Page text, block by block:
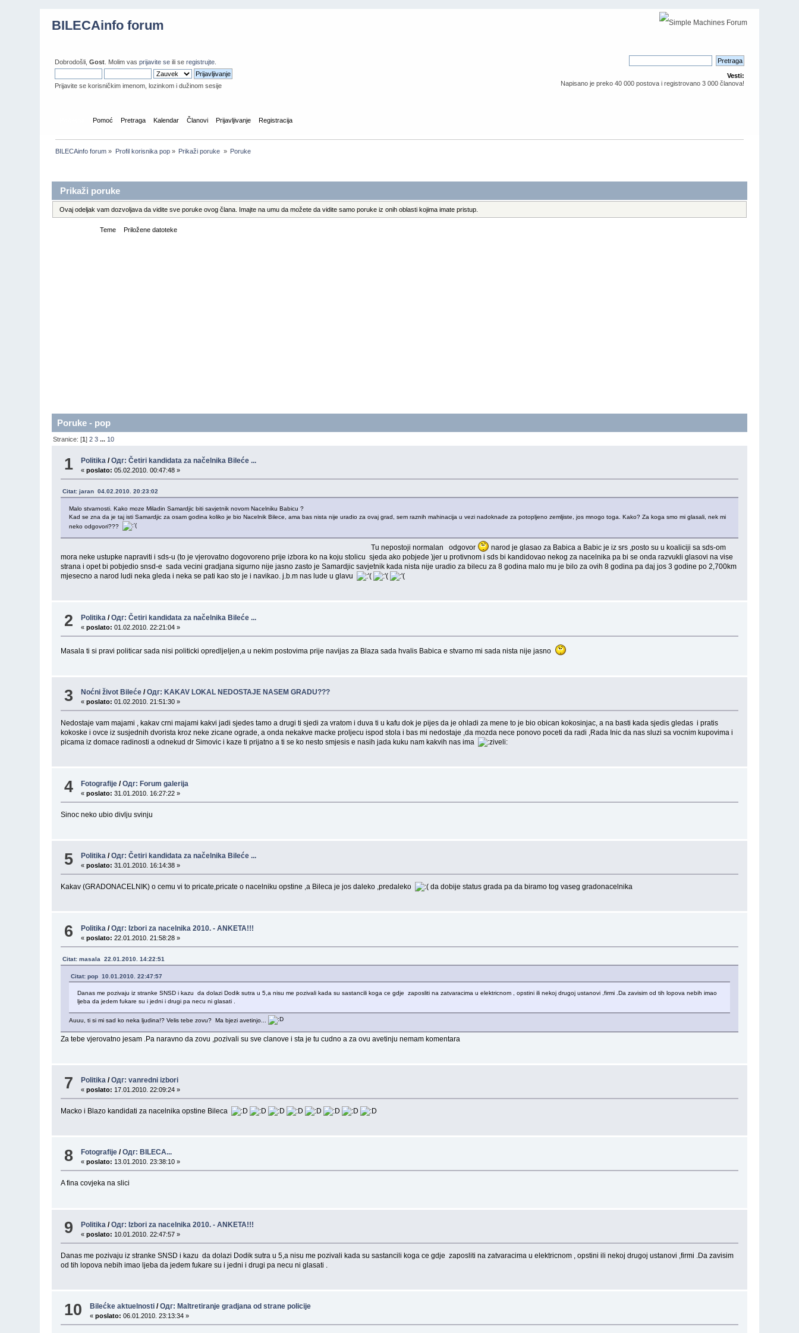
BILECAinfo forum
Dobrodošli,Gost . Molim vasprijavite se ili seregistrujte
Prijavite se korisničkim imenom, lozinkom i dužinom sesije
Vesti:
Napisano je preko 40 000 postova i registrovano 3 000 članova!
Pomoć Pretraga Kalendar Članovi Prijavljivanje Registracija
BILECAinfo forum » Profil korisnika pop» Prikaži poruke » Poruke
Prikaži poruke
Ovaj odeljak vam dozvoljava da vidite sve poruke ovog člana. Imajte na umu da možete da vidite samo poruke iz onih oblasti kojima imate pristup.
Teme Priložene datoteke
Poruke - pop
Stranice: [1]2 3 ... 10
1 Politika /Одг: Četiri kandidata za načelnika Bileće ...
«poslato: 05.02.2010. 00:47:48 »
Citat: jaran 04.02.2010. 20:23:02
Malo stvarnosti. Kako moze Miladin Samardjic biti savjetnik novom Nacelniku Babicu ?
Kad se zna da je taj isti Samardjic za osam godina koliko je bio Nacelnik Bilece, ama bas nista nije uradio za ovaj grad, sem raznih mahinacija u vezi nadoknade za potopljeno zemljiste, jos mnogo toga. Kako? Za koga smo mi glasali, nek mi
neko odgovori???
Tu nepostoji normalan odgovor
narod je glasao za Babica a Babic je iz srs ,posto su u koaliciji sa sds-om
mora neke ustupke napraviti i sds-u (to je vjerovatno dogovoreno prije izbora ko na koju stolicu sjeda ako pobjede )jer u protivnom i sds bi kandidovao nekog za nacelnika pa bi se onda razvukli glasovi na vise
strana i opet bi pobjedio snsd-e sada vecini gradjana sigurno nije jasno zasto je Samardjic savjetnik kada nista nije uradio za bilecu za 8 godina malo mu je bilo za ovih 8 godina pa daj jos 3 godine po 2,700km
mjesecno a narod ludi neka gleda i neka se pati kao sto je i navikao. j.b.m nas lude u glavu
2 Politika /Одг: Četiri kandidata za načelnika Bileće ...
«poslato: 01.02.2010. 22:21:04 »
Masala ti si pravi politicar sada nisi politicki opredljeljen,a u nekim postovima prije navijas za Blaza sada hvalis Babica e stvarno mi sada nista nije jasno
3 Noćni život Bileće /Одг: KAKAV LOKAL NEDOSTAJE NASEM GRADU???
«poslato: 01.02.2010. 21:51:30 »
Nedostaje vam majami , kakav crni majami kakvi jadi sjedes tamo a drugi ti sjedi za vratom i duva ti u kafu dok je pijes da je ohladi za mene to je bio obican kokosinjac, a na basti kada sjedis gledas i pratis
kokoske i ovce iz susjednih dvorista kroz neke zicane ograde, a onda nekakve macke proljecu ispod stola i bas mi nedostaje ,da mozda nece ponovo poceti da radi ,Rada Inic da nas sluzi sa vocnim kupovima i
picama iz domace radinosti a odnekud dr Simovic i kaze ti prijatno a ti se ko nesto smjesis e nasih jada kuku nam kakvih nas ima
4 Fotografije /Одг: Forum galerija
«poslato: 31.01.2010. 16:27:22 »
Sinoc neko ubio divlju svinju
5 Politika /Одг: Četiri kandidata za načelnika Bileće ...
«poslato: 31.01.2010. 16:14:38 »
Kakav (GRADONACELNIK) o cemu vi to pricate,pricate o nacelniku opstine ,a Bileca je jos daleko ,predaleko da dobije status grada pa da biramo tog vaseg gradonacelnika
6 Politika /Одг: Izbori za nacelnika 2010. - ANKETA!!!
«poslato: 22.01.2010. 21:58:28 »
Citat: masala 22.01.2010. 14:22:51
Citat: pop 10.01.2010. 22:47:57
Danas me pozivaju iz stranke SNSD i kazu da dolazi Dodik sutra u 5,a nisu me pozivali kada su sastancili koga ce gdje zaposliti na zatvaracima u elektricnom , opstini ili nekoj drugoj ustanovi ,firmi .Da zavisim od tih lopova nebih imao
ljeba da jedem fukare su i jedni i drugi pa necu ni glasati .
Auuu, ti si mi sad ko neka ljudina!? Velis tebe zovu? Ma bjezi avetinjo...
Za tebe vjerovatno jesam .Pa naravno da zovu ,pozivali su sve clanove i sta je tu cudno a za ovu avetinju nemam komentara
7 Politika /Одг: vanredni izbori
«poslato: 17.01.2010. 22:09:24 »
Macko i Blazo kandidati za nacelnika opstine Bileca
8 Fotografije /Одг: BILECA...
«poslato: 13.01.2010. 23:38:10 »
A fina covjeka na slici
9 Politika /Одг: Izbori za nacelnika 2010. - ANKETA!!!
«poslato: 10.01.2010. 22:47:57 »
Danas me pozivaju iz stranke SNSD i kazu da dolazi Dodik sutra u 5,a nisu me pozivali kada su sastancili koga ce gdje zaposliti na zatvaracima u elektricnom , opstini ili nekoj drugoj ustanovi ,firmi .Da zavisim
od tih lopova nebih imao ljeba da jedem fukare su i jedni i drugi pa necu ni glasati .
10 Bilećke aktuelnosti /Одг: Maltretiranje gradjana od strane policije
«poslato: 06.01.2010. 23:13:34 »